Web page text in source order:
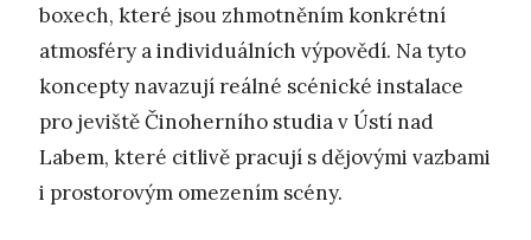
boxech, které jsou zhmotněním konkrétní
atmosféry a individuálních výpovědí. Na tyto
koncepty navazují reálné scénické instalace
pro jeviště Činoherního studia v Ústí nad
Labem, které citlivě pracují s dějovými vazbami
i prostorovým omezením scény.